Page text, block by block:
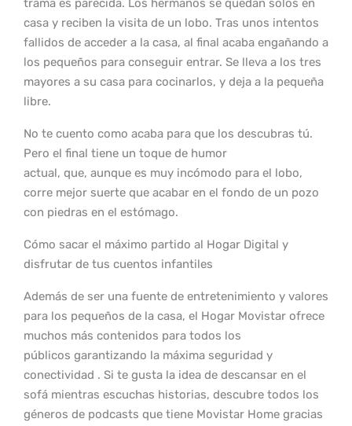
trama es parecida. Los hermanos se quedan solos en
casa y reciben la visita de un lobo. Tras unos intentos
fallidos de acceder a la casa, al final acaba engañando a
los pequeños para conseguir entrar. Se lleva a los tres
mayores a su casa para cocinarlos, y deja a la pequeña
libre.
No te cuento como acaba para que los descubras tú.
Pero el final tiene un toque de humor
actual, que, aunque es muy incómodo para el lobo,
corre mejor suerte que acabar en el fondo de un pozo
con piedras en el estómago.
Cómo sacar el máximo partido al Hogar Digital y
disfrutar de tus cuentos infantiles
Además de ser una fuente de entretenimiento y valores
para los pequeños de la casa, el Hogar Movistar ofrece
muchos más contenidos para todos los
públicos garantizando la máxima seguridad y
conectividad . Si te gusta la idea de descansar en el
sofá mientras escuchas historias, descubre todos los
géneros de podcasts que tiene Movistar Home gracias